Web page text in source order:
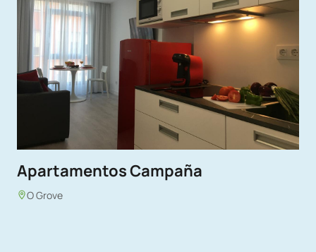
Apartamentos Campaña
O Grove